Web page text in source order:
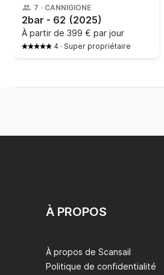
7 · CANNIGIONE
2bar - 62 (2025)
À partir de 399 € par jour
4 · Super propriétaire
À PROPOS
À propos de Scansail
Politique de confidentialité